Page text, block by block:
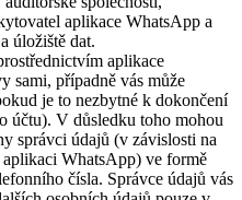
aplikace WhatsApp a
úložiště dat.
aplikace
sami, případně vás může
je to nezbytné k dokončení
účtu). V důsledku toho mohou
správci údajů (v závislosti na
WhatsApp) ve formě
čísla. Správce údajů vás